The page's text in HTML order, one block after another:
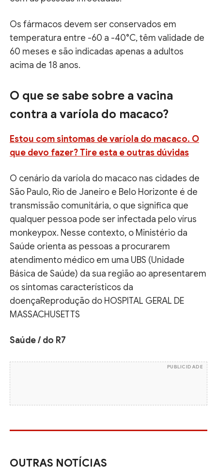
Os fármacos devem ser conservados em
temperatura entre -60 a -40°C, têm validade de
60 meses e são indicadas apenas a adultos
acima de 18 anos.
O que se sabe sobre a vacina
contra a varíola do macaco?
Estou com sintomas de varíola do macaco. O
que devo fazer? Tire esta e outras dúvidas
O cenário da varíola do macaco nas cidades de
São Paulo, Rio de Janeiro e Belo Horizonte é de
transmissão comunitária, o que significa que
qualquer pessoa pode ser infectada pelo vírus
monkeypox. Nesse contexto, o Ministério da
Saúde orienta as pessoas a procurarem
atendimento médico em uma UBS (Unidade
Básica de Saúde) da sua região ao apresentarem
os sintomas característicos da
doençaReprodução do HOSPITAL GERAL DE
MASSACHUSETTS
Saúde / do R7
PUBLICIDADE
OUTRAS NOTÍCIAS